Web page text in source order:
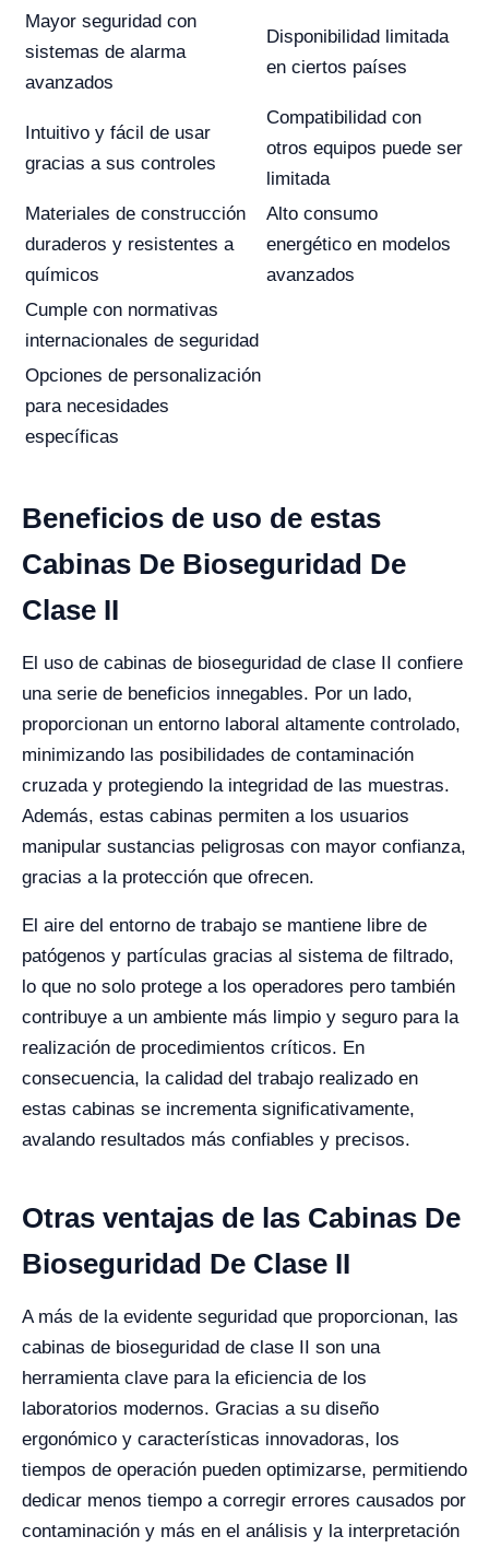
Mayor seguridad con
sistemas de alarma
avanzados
Disponibilidad limitada
en ciertos países
Intuitivo y fácil de usar
gracias a sus controles
Compatibilidad con
otros equipos puede ser
limitada
Materiales de construcción
duraderos y resistentes a
químicos
Alto consumo
energético en modelos
avanzados
Cumple con normativas
internacionales de seguridad
Opciones de personalización
para necesidades
específicas
Beneficios de uso de estas
Cabinas De Bioseguridad De
Clase II
El uso de cabinas de bioseguridad de clase II confiere
una serie de beneficios innegables. Por un lado,
proporcionan un entorno laboral altamente controlado,
minimizando las posibilidades de contaminación
cruzada y protegiendo la integridad de las muestras.
Además, estas cabinas permiten a los usuarios
manipular sustancias peligrosas con mayor confianza,
gracias a la protección que ofrecen.
El aire del entorno de trabajo se mantiene libre de
patógenos y partículas gracias al sistema de filtrado,
lo que no solo protege a los operadores pero también
contribuye a un ambiente más limpio y seguro para la
realización de procedimientos críticos. En
consecuencia, la calidad del trabajo realizado en
estas cabinas se incrementa significativamente,
avalando resultados más confiables y precisos.
Otras ventajas de las Cabinas De
Bioseguridad De Clase II
A más de la evidente seguridad que proporcionan, las
cabinas de bioseguridad de clase II son una
herramienta clave para la eficiencia de los
laboratorios modernos. Gracias a su diseño
ergonómico y características innovadoras, los
tiempos de operación pueden optimizarse, permitiendo
dedicar menos tiempo a corregir errores causados por
contaminación y más en el análisis y la interpretación